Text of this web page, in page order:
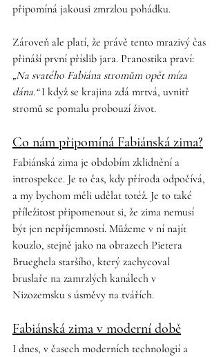
připomíná jakousi zmrzlou pohádku.
Zároveň ale platí, že právě tento mrazivý čas
přináší první příslib jara. Pranostika praví:
„Na svatého Fabiána stromům opět míza
dána.“ I když se krajina zdá mrtvá, uvnitř
stromů se pomalu probouzí život.
Co nám připomíná Fabiánská zima?
Fabiánská zima je obdobím zklidnění a
introspekce. Je to čas, kdy příroda odpočívá,
a my bychom měli udělat totéž. Je to také
příležitost připomenout si, že zima nemusí
být jen nepříjemností. Můžeme v ní najít
kouzlo, stejně jako na obrazech Pietera
Brueghela staršího, který zachycoval
bruslaře na zamrzlých kanálech v
Nizozemsku s úsměvy na tvářích.
Fabiánská zima v moderní době
I dnes, v časech moderních technologií a